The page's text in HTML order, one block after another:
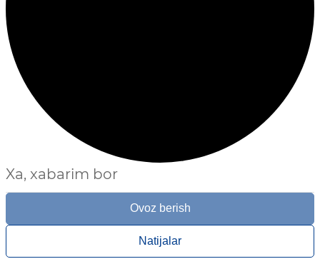
Xa, xabarim bor
Ovoz berish
Natijalar